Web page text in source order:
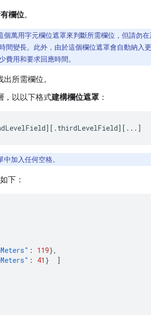
欄位。
個萬用字元欄位遮罩來判斷所需欄位，但請勿
間變長。此外，由於這個欄位遮罩會自動納入
費用和要求回應時間。
出所需欄位。
，以以下格式建構欄位遮罩 ：
加入任何空格。
下：
: 119},
: 41 }
]